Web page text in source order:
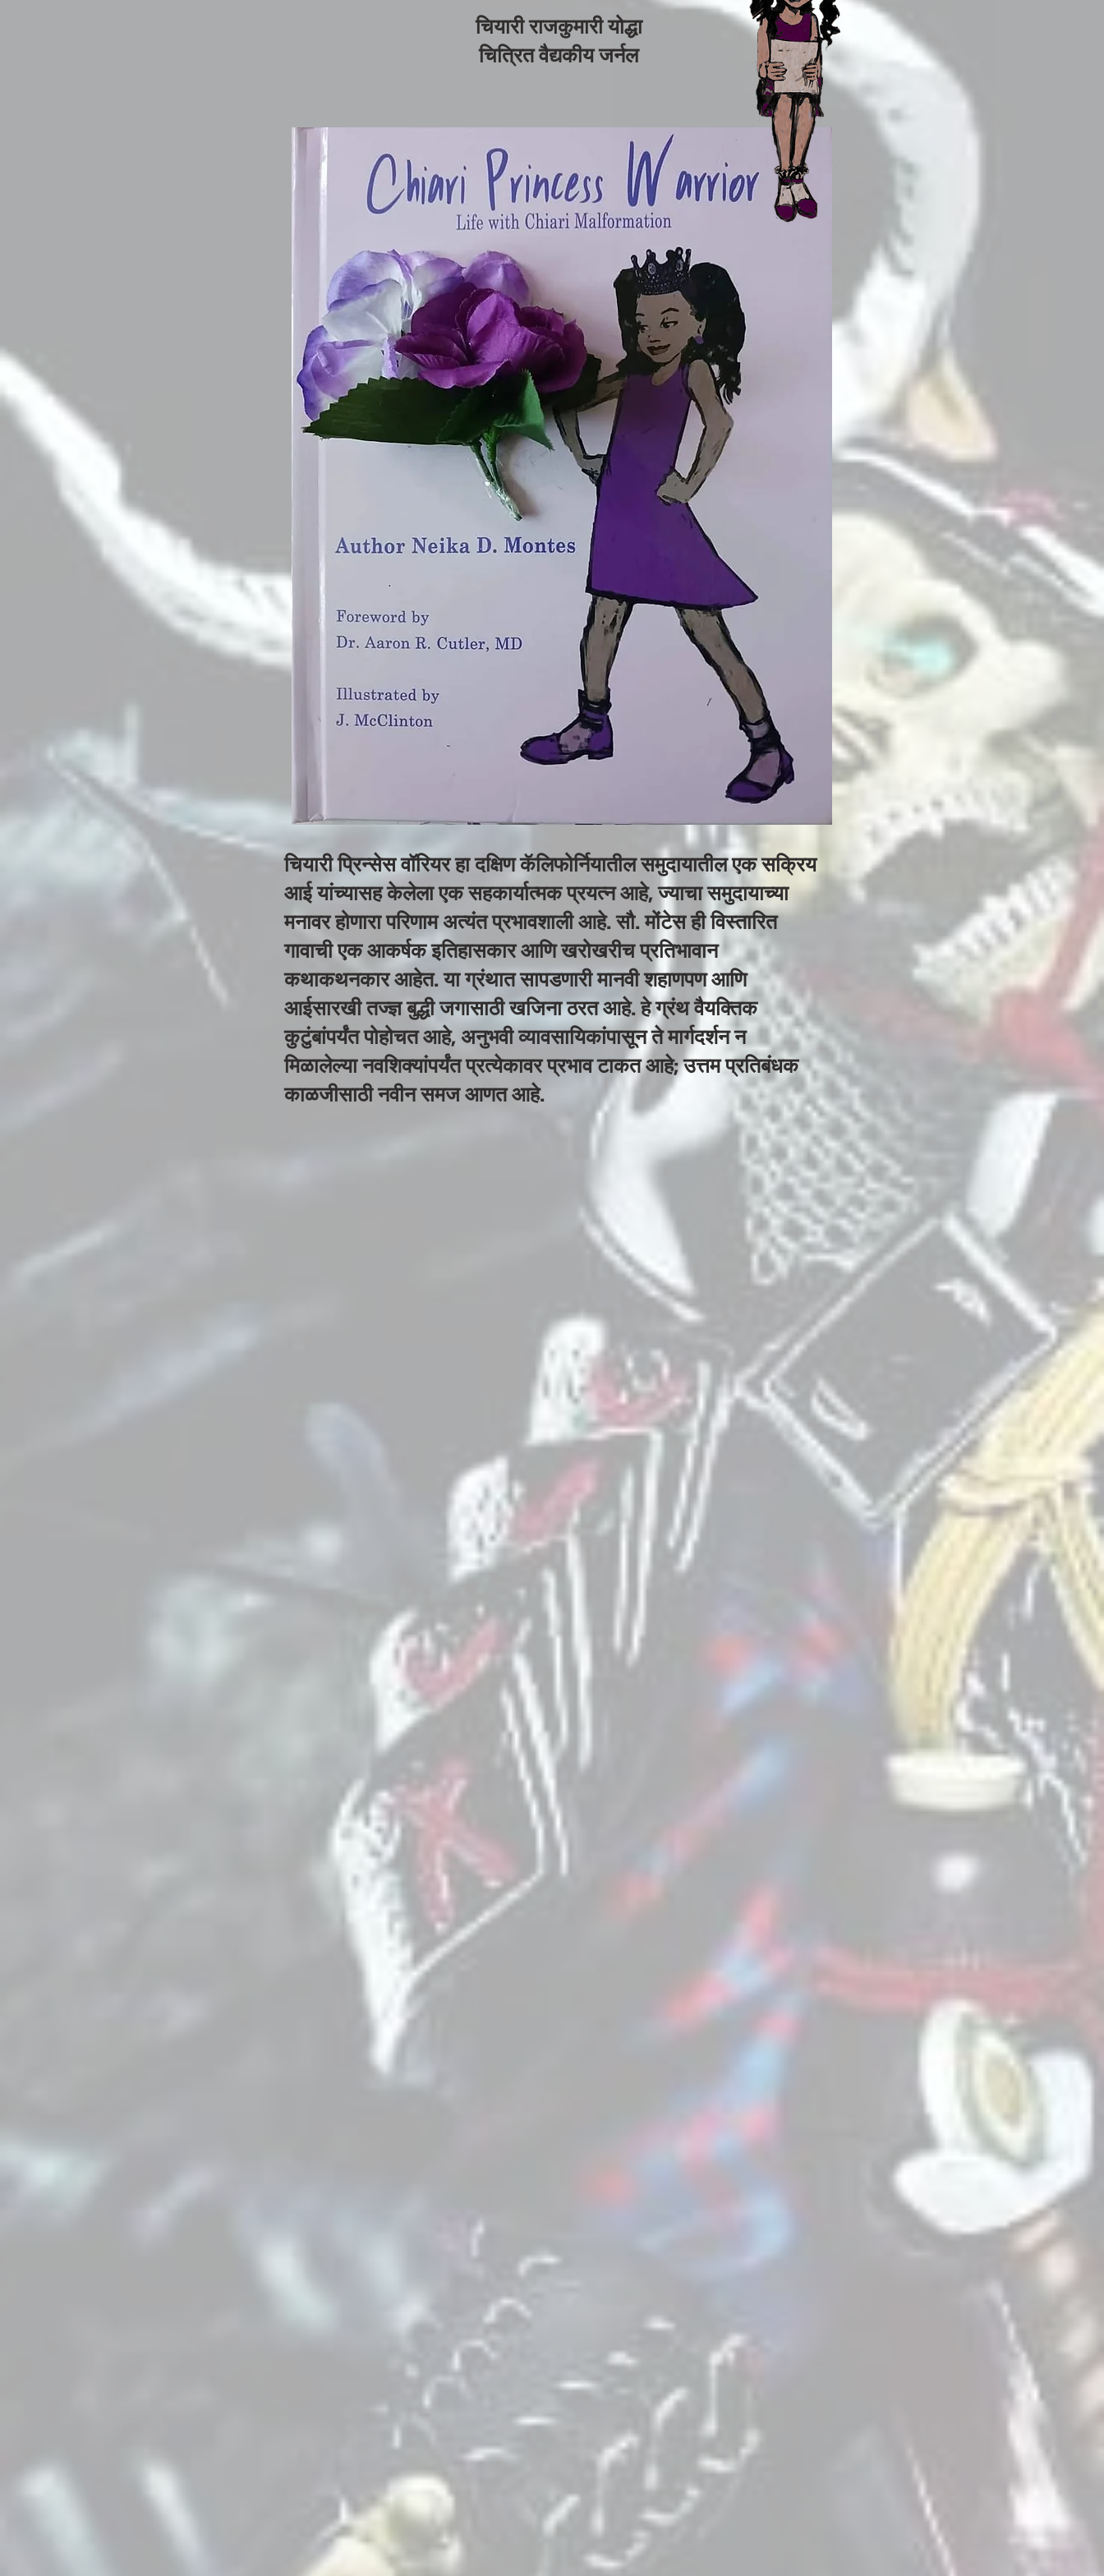
चियारी राजकुमारी योद्धा
चित्रित वैद्यकीय जर्नल
चियारी प्रिन्सेस वॉरियर हा दक्षिण कॅलिफोर्नियातील समुदायातील एक सक्रिय
आई यांच्यासह केलेला एक सहकार्यात्मक प्रयत्न आहे, ज्याचा समुदायाच्या
मनावर होणारा परिणाम अत्यंत प्रभावशाली आहे. सौ. मोंटेस ही विस्तारित
गावाची एक आकर्षक इतिहासकार आणि खरोखरीच प्रतिभावान
कथाकथनकार आहेत. या ग्रंथात सापडणारी मानवी शहाणपण आणि
आईसारखी तज्ज्ञ बुद्धी जगासाठी खजिना ठरत आहे. हे ग्रंथ वैयक्तिक
कुटुंबांपर्यंत पोहोचत आहे, अनुभवी व्यावसायिकांपासून ते मार्गदर्शन न
मिळालेल्या नवशिक्यांपर्यंत प्रत्येकावर प्रभाव टाकत आहे; उत्तम प्रतिबंधक
काळजीसाठी नवीन समज आणत आहे.